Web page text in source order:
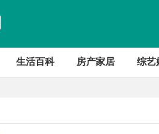
生活百科 房产家居 综艺